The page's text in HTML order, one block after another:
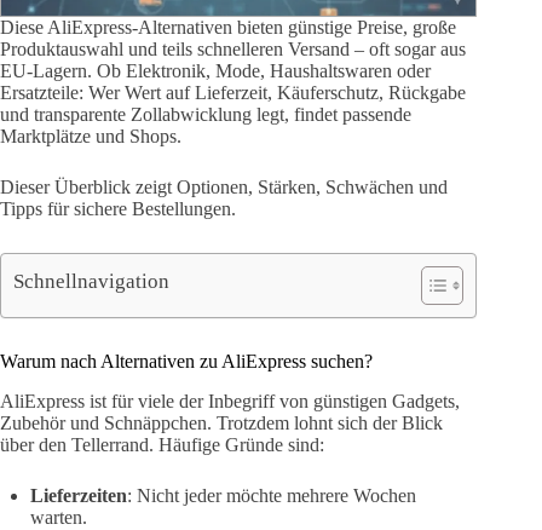
Diese AliExpress-Alternativen bieten günstige Preise, große
Produktauswahl und teils schnelleren Versand – oft sogar aus
EU-Lagern. Ob Elektronik, Mode, Haushaltswaren oder
Ersatzteile: Wer Wert auf Lieferzeit, Käuferschutz, Rückgabe
und transparente Zollabwicklung legt, findet passende
Marktplätze und Shops.
Dieser Überblick zeigt Optionen, Stärken, Schwächen und
Tipps für sichere Bestellungen.
Schnellnavigation
Warum nach Alternativen zu AliExpress suchen?
AliExpress ist für viele der Inbegriff von günstigen Gadgets,
Zubehör und Schnäppchen. Trotzdem lohnt sich der Blick
über den Tellerrand. Häufige Gründe sind:
Lieferzeiten: Nicht jeder möchte mehrere Wochen
warten.